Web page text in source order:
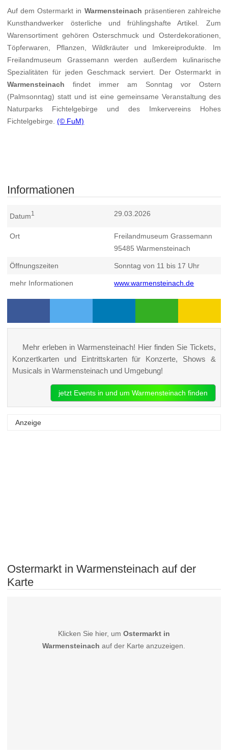
Auf dem Ostermarkt in Warmensteinach präsentieren zahlreiche
Kunsthandwerker österliche und frühlingshafte Artikel. Zum
Warensortiment gehören Osterschmuck und Osterdekorationen,
Töpferwaren, Pflanzen, Wildkräuter und Imkereiprodukte. Im
Freilandmuseum Grassemann werden außerdem kulinarische
Spezialitäten für jeden Geschmack serviert. Der Ostermarkt in
Warmensteinach findet immer am Sonntag vor Ostern
(Palmsonntag) statt und ist eine gemeinsame Veranstaltung des
Naturparks Fichtelgebirge und des Imkervereins Hohes
Fichtelgebirge.(© FuM)
Informationen
Datum1 29.03.2026
Ort
Freilandmuseum Grassemann
95485 Warmensteinach
Öffnungszeiten Sonntag von 11 bis 17 Uhr
mehr Informationen www.warmensteinach.de
Mehr erleben in Warmensteinach! Hier finden Sie Tickets,
Konzertkarten und Eintrittskarten für Konzerte, Shows &
Musicals in Warmensteinach und Umgebung!
jetzt Events in und um Warmensteinach finden
Anzeige
Ostermarkt in Warmensteinach auf der
Karte
Klicken Sie hier, um Ostermarkt in
Warmensteinach auf der Karte anzuzeigen.